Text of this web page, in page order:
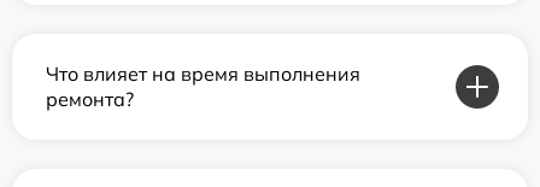
Что влияет на время выполнения
ремонта?